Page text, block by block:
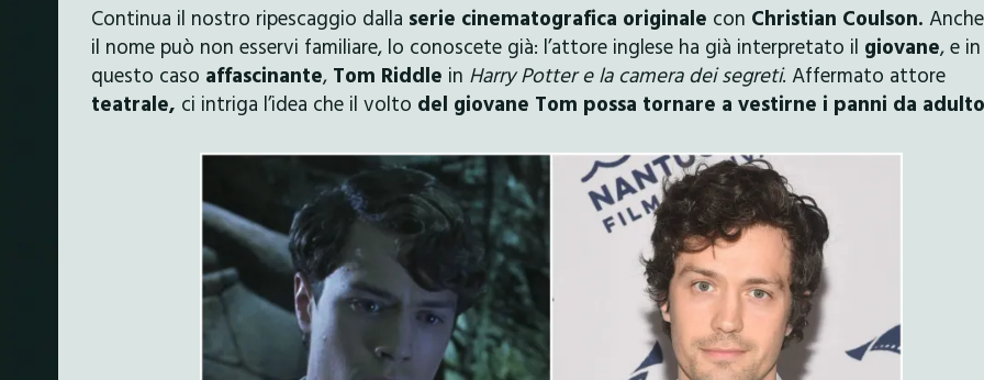
Continua il nostro ripescaggio dalla serie cinematografica originale con Christian Coulson.
il nome può non esservi familiare, lo conoscete già: l’attore inglese ha già interpretato il giovane, e in
questo caso affascinante, Tom Riddle in Harry Potter e la camera dei segreti. Affermato attore
teatrale, ci intriga l’idea che il volto del giovane Tom possa tornare a vestirne i panni da